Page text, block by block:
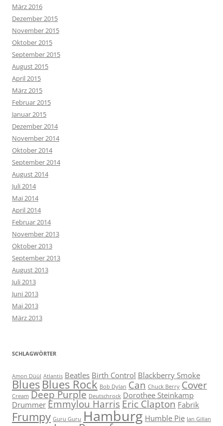
März 2016
Dezember 2015
November 2015
Oktober 2015
September 2015
August 2015
April 2015
März 2015
Februar 2015
Januar 2015
Dezember 2014
November 2014
Oktober 2014
September 2014
August 2014
Juli 2014
Mai 2014
April 2014
Februar 2014
November 2013
Oktober 2013
September 2013
August 2013
Juli 2013
Juni 2013
Mai 2013
März 2013
SCHLAGWÖRTER
Amon Düül Atlantis Beatles Birth Control Blackberry Smoke
BluesBlues Rock Bob Dylan Can Chuck Berry Cover
Cream Deep Purple Deutschrock Dorothee Steinkamp
Drummer Emmylou Harris Eric Clapton Fabrik
Frumpy Guru Guru Hamburg Humble Pie Ian Gillan